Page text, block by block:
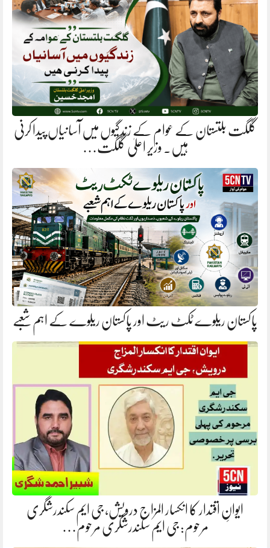
گلگت بلتستان کے عوام کے زندگیوں میں آسانیاں پیدا کرنی
ہیں. وزیر اعلیٰ گلگت…
پاکستان ریلوے ٹکٹ ریٹ اور پاکستان ریلوے کے اہم شعبے
ایوانِ اقتدار کا انکسار المزاج درویش، جی ایم سکندرشگری
مرحوم: جی ایم سکندرشگری مرحوم…